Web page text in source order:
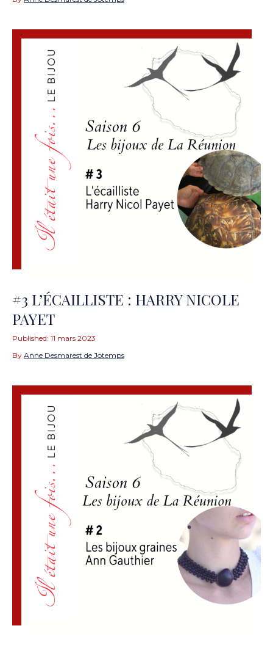
#3 L’ÉCAILLISTE : HARRY NICOLE
PAYET
Published: 11 mars 2023
By Anne Desmarest de Jotemps